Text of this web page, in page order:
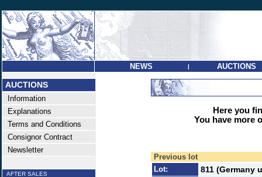
NEWS | AUCTIONS
AUCTIONS
Information
Explanations
Terms and Conditions
Consignor Contract
Newsletter
AFTER SALES
Here you
You have more
Previous lot
Lot:
811 (Germany